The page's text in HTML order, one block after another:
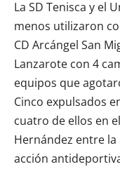
La SD Tenisca y el
menos utilizaron
CD Arcángel San
Lanzarote con 4
equipos que
Cinco expulsados
cuatro de ellos en
Hernández entre la
acción